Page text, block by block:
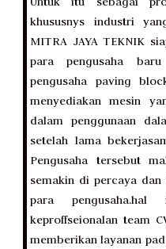
khususnys industri
MITRA JAYA TEKNIK
para pengusaha
pengusaha paving
menyediakan mesin
dalam penggunaan
setelah lama
Pengusaha tersebut
semakin di percaya
para
keproffseionalan team
memberikan layanan